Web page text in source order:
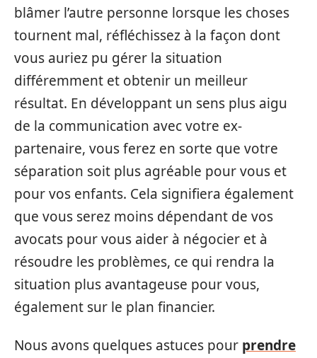
blâmer l’autre personne lorsque les choses
tournent mal, réfléchissez à la façon dont
vous auriez pu gérer la situation
différemment et obtenir un meilleur
résultat. En développant un sens plus aigu
de la communication avec votre ex-
partenaire, vous ferez en sorte que votre
séparation soit plus agréable pour vous et
pour vos enfants. Cela signifiera également
que vous serez moins dépendant de vos
avocats pour vous aider à négocier et à
résoudre les problèmes, ce qui rendra la
situation plus avantageuse pour vous,
également sur le plan financier.
Nous avons quelques astuces pour prendre